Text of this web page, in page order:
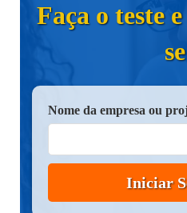
Faça o teste
Nome da empresa ou
Iniciar